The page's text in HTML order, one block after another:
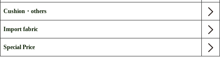
Cushion・others
Import fabric
Special Price